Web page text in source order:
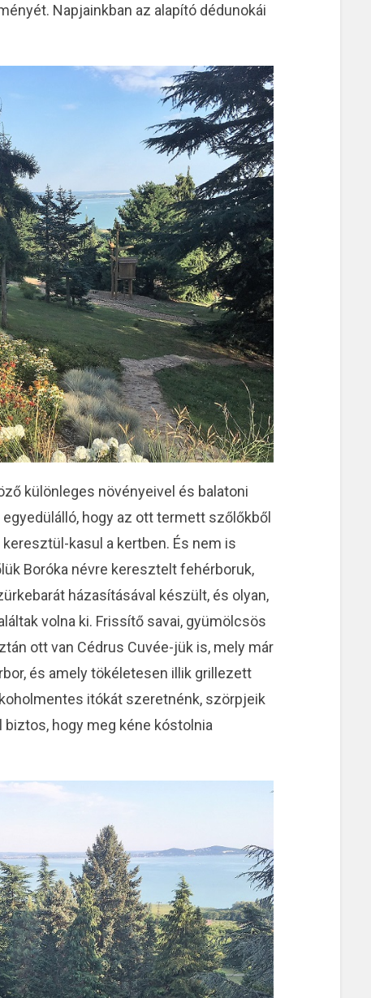
Napjainkban az alapító dédunokái
különleges növényeivel és balatoni
hogy az ott termett szőlőkből
kasul a kertben. És nem is
Boróka névre keresztelt fehérboruk,
házasításával készült, és olyan,
volna ki. Frissítő savai, gyümölcsös
ott van Cédrus Cuvée-jük is, mely már
és amely tökéletesen illik grillezett
itókát szeretnénk, szörpjeik
hogy meg kéne kóstolnia